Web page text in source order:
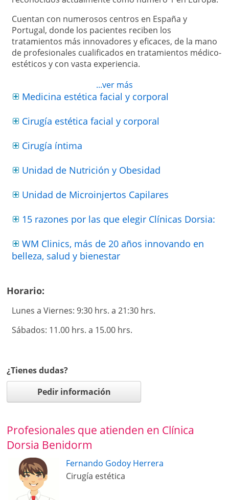
Cuentan con numerosos centros en España y
Portugal, donde los pacientes reciben los
tratamientos más innovadores y eficaces, de la mano
de profesionales cualificados en tratamientos médico-
estéticos y con vasta experiencia.
En su haber cuentan ya con más de 20 años de
experiencia, trabajando para garantizar los mejores
resultados y la satisfacción de los pacientes, lo que los
hace líderes del sector. Su objetivos son potenciar la
belleza, el bienestar y la salud de sus pacientes, con
técnicas de vanguardia, y personalizando la atención.
Además la calidez y cercanía de sus profesionales
...ver más
Medicina estética facial y corporal
Cirugía estética facial y corporal
Cirugía íntima
Unidad de Nutrición y Obesidad
Unidad de Microinjertos Capilares
15 razones por las que elegir Clínicas Dorsia:
WM Clinics, más de 20 años innovando en
belleza, salud y bienestar
Horario:
Lunes a Viernes: 9:30 hrs. a 21:30 hrs.
Sábados: 11.00 hrs. a 15.00 hrs.
¿Tienes dudas?
Pedir información
Profesionales que atienden en Clínica
Dorsia Benidorm
Fernando Godoy Herrera
Cirugía estética